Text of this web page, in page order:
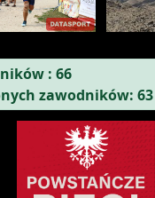
: 66
zawodników: 63